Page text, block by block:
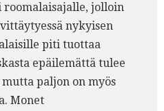
jolloin
nykyisen
piti tuottaa
epäilemättä tulee
paljon on myös
Monet